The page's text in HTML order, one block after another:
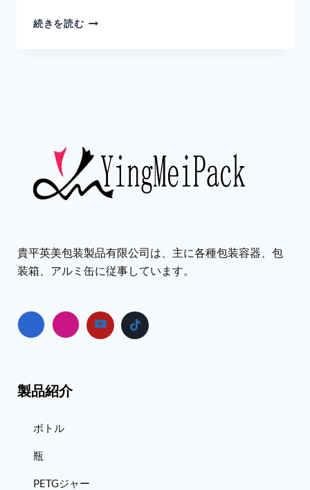
続きを読む
貴平英美包装製品有限公司は、主に各種包装容器、包
装箱、アルミ缶に従事しています。
製品紹介
ボトル
瓶
PETGジャー